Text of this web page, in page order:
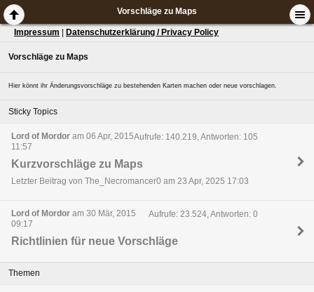
Vorschläge zu Maps
Impressum Datenschutzerklärung / Privacy Policy
Vorschläge zu Maps
Hier könnt ihr Änderungsvorschläge zu bestehenden Karten machen oder neue vorschlagen.
Sticky Topics
Lord of Mordor am 06 Apr, 2015
11:57
Aufrufe: 140.219, Antworten: 105
Kurzvorschläge zu Maps
Letzter Beitrag von The_Necromancer0 am 23 Apr, 2025 17:03
Lord of Mordor am 30 Mär, 2015
09:17
Aufrufe: 23.524, Antworten: 0
Richtlinien für neue Vorschläge
Themen